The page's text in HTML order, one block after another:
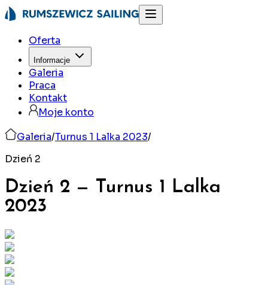
Oferta
Informacje
Galeria
Praca
Kontakt
Moje konto
Galeria/Turnus 1 Lalka 2023/
Dzień 2
Dzień 2 —
Turnus 1 Lalka
2023